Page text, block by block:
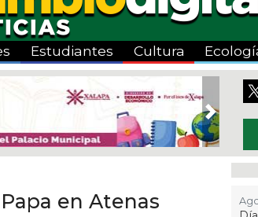
Estudiantes Cultura
Next
en Atenas